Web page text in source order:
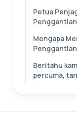
Petua
Penggantian
Mengapa
Beritahu
percuma,